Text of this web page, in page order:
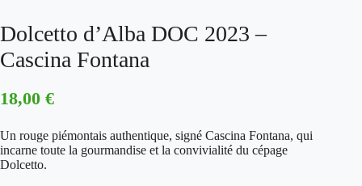
Dolcetto d’Alba DOC 2023 –
Cascina Fontana
18,00 €
Un rouge piémontais authentique, signé Cascina Fontana, qui
incarne toute la gourmandise et la convivialité du cépage
Dolcetto.